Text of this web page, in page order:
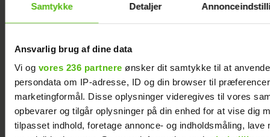
Samtykke Detaljer
Ansvarlig brug af dine data
Vi og vores 236 partnere ønsker dit samtykke til at
persondata om IP-adresse, ID og din browser til
marketingformål. Disse oplysninger videregives til vores
opbevarer og tilgår oplysninger på din enhed for at vise dig
tilpasset indhold, foretage annonce- og indholdsmåling, lave